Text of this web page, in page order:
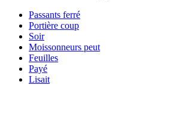
Passants ferré
Portière coup
Soir
Moissonneurs peut
Feuilles
Payé
Lisait